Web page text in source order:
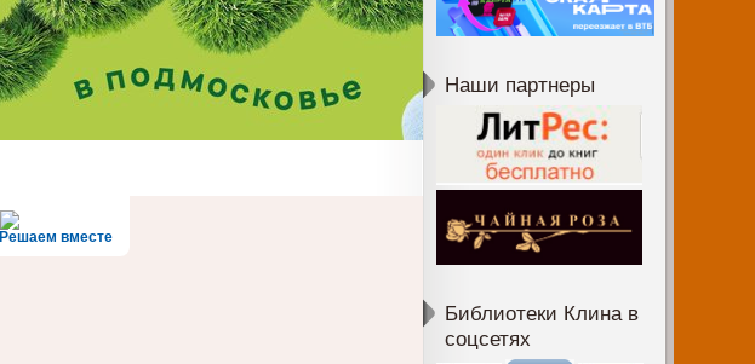
Решаем вместе
Наши партнеры
Библиотеки Клина в
соцсетях